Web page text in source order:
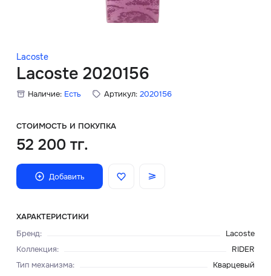
Lacoste
Lacoste 2020156
Наличие: Есть Артикул: 2020156
СТОИМОСТЬ И ПОКУПКА
52 200 тг.
Добавить
ХАРАКТЕРИСТИКИ
Бренд:
Lacoste
Коллекция:
RIDER
Тип механизма:
Кварцевый
Скидки
Главная
О нас